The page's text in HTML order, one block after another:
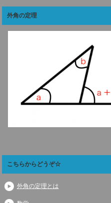
外角の定理
こちらからどうぞ☆
外角の定理とは